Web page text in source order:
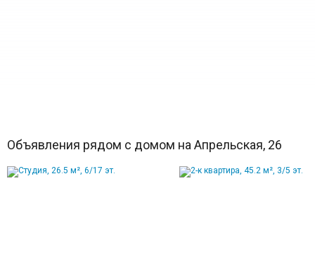
Объявления рядом с домом на Апрельская, 26